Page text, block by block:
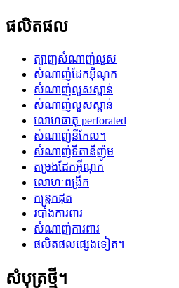
ផលិតផល
ត្បាញសំណាញ់លួស
សំណាញ់ដែកអ៊ីណុក
សំណាញ់លួសស្ពាន់
សំណាញ់លួសស្ពាន់
លោហធាតុ perforated
សំណាញ់នីកែល។
សំណាញ់ទីតានីញ៉ូម
តម្រងដែកអ៊ីណុក
លោហៈពង្រីក
កន្ត្រកដុត
របាំងការពារ
សំណាញ់ការពារ
ផលិតផលផ្សេងទៀត។
សំបុត្រថ្មី។